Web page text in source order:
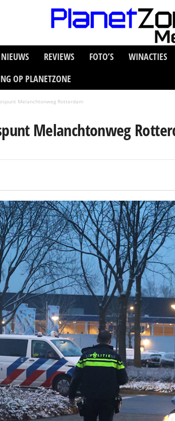
NIEUWS REVIEWS FOTO’S WINACTIES
OP PLANETZONE
Melanchtonweg Rotterdam
Melanchtonweg